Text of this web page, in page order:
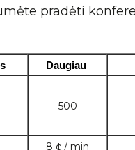
pradėti
Daugiau
500
8 ¢ / min